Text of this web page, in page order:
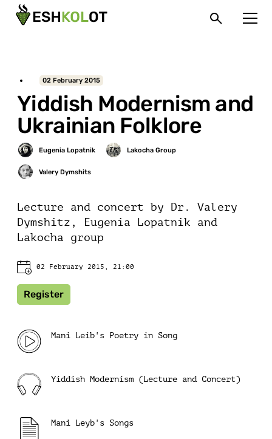
Yiddish Modernism and
Ukrainian Folklore
02 February 2015
Lecture and concert by Dr. Valery
Dymshitz, Eugenia Lopatnik and
Lakocha group
02 February 2015, 21:00
Register
Mani Leib's Poetry in Song
Yiddish Modernism (Lecture and Concert)
Mani Leyb's Songs